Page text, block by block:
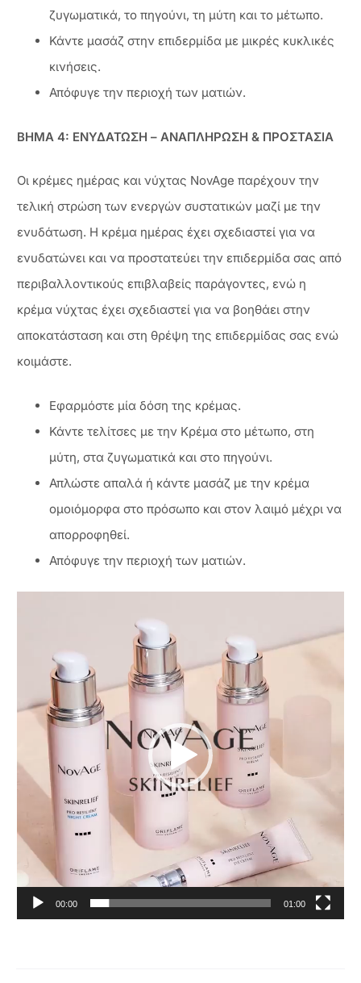
ζυγωματικά, το πηγούνι, τη μύτη και το μέτωπο.
Κάντε μασάζ στην επιδερμίδα με μικρές κυκλικές
κινήσεις.
Απόφυγε την περιοχή των ματιών.
ΒΗΜΑ 4: ΕΝΥΔΑΤΩΣΗ – ΑΝΑΠΛΗΡΩΣΗ & ΠΡΟΣΤΑΣΙΑ
Οι κρέμες ημέρας και νύχτας NovAge παρέχουν την
τελική στρώση των ενεργών συστατικών μαζί με την
ενυδάτωση. Η κρέμα ημέρας έχει σχεδιαστεί για να
ενυδατώνει και να προστατεύει την επιδερμίδα σας από
περιβαλλοντικούς επιβλαβείς παράγοντες, ενώ η
κρέμα νύχτας έχει σχεδιαστεί για να βοηθάει στην
αποκατάσταση και στη θρέψη της επιδερμίδας σας ενώ
κοιμάστε.
Εφαρμόστε μία δόση της κρέμας.
Κάντε τελίτσες με την Κρέμα στο μέτωπο, στη
μύτη, στα ζυγωματικά και στο πηγούνι.
Απλώστε απαλά ή κάντε μασάζ με την κρέμα
ομοιόμορφα στο πρόσωπο και στον λαιμό μέχρι να
απορροφηθεί.
Απόφυγε την περιοχή των ματιών.
Βίντεο
00:00 01:00